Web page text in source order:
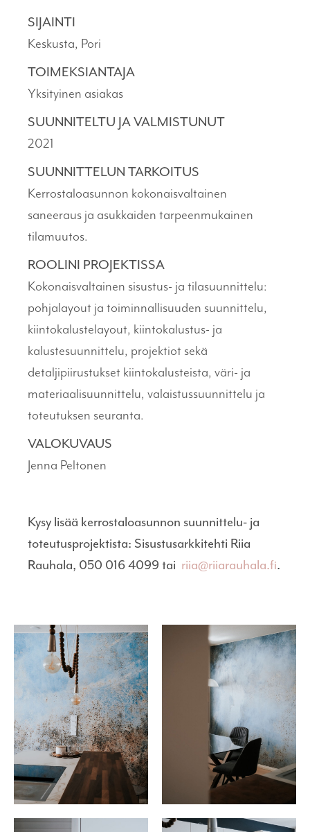
SIJAINTI
Keskusta, Pori
TOIMEKSIANTAJA
Yksityinen asiakas
SUUNNITELTU JA VALMISTUNUT
2021
SUUNNITTELUN TARKOITUS
Kerrostaloasunnon kokonaisvaltainen
saneeraus ja asukkaiden tarpeenmukainen
tilamuutos.
ROOLINI PROJEKTISSA
Kokonaisvaltainen sisustus- ja tilasuunnittelu:
pohjalayout ja toiminnallisuuden suunnittelu,
kiintokalustelayout, kiintokalustus- ja
kalustesuunnittelu, projektiot sekä
detaljipiirustukset kiintokalusteista, väri- ja
materiaalisuunnittelu, valaistussuunnittelu ja
toteutuksen seuranta.
VALOKUVAUS
Jenna Peltonen
Kysy lisää kerrostaloasunnon suunnittelu- ja
toteutusprojektista: Sisustusarkkitehti Riia
Rauhala, 050 016 4099 tai riia@riiarauhala.fi.